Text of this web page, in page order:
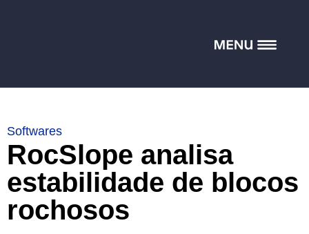
Softwares
RocSlope analisa
estabilidade de blocos
rochosos